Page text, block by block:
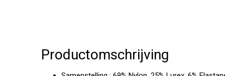
Productomschrijving